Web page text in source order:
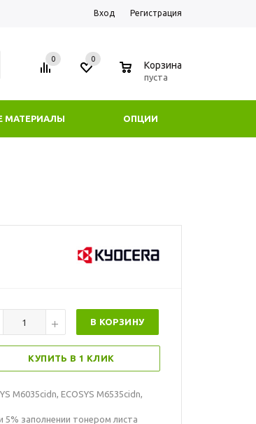
Вход Регистрация
0 0
Корзина
пуста
МАТЕРИАЛЫ ОПЦИИ
В КОРЗИНУ
КУПИТЬ В 1 КЛИК
M6035cidn, ECOSYS M6535cidn,
5% заполнении тонером листа